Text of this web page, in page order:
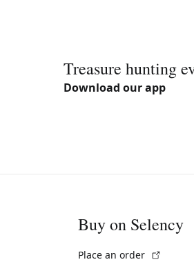
Treasure hunting
Download our app
Buy on Selency
Place an order